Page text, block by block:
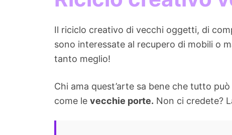
Il riciclo creativo di vecchi oggetti, di
sono interessate al recupero di mobili o
tanto meglio!
Chi ama quest’arte sa bene che tutto
come le vecchie porte. Non ci credete?